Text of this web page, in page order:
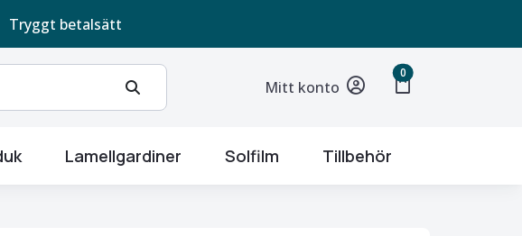
betalsätt
Mitt konto shopping_bag
0unread messages
Lamellgardiner Solfilm Tillbehör